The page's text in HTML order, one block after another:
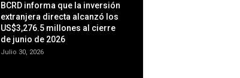
BCRD informa que la inversión
extranjera directa alcanzó los
US$3,276.5 millones al cierre
de junio de 2026
Julio 30, 2026